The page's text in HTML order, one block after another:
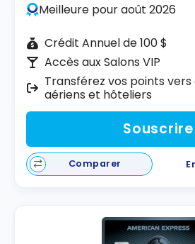
Meilleure pour août 2026
Crédit Annuel de 100 $
Accès aux Salons VIP
Transférez vos points
aériens et hôteliers
Souscrire
Comparer